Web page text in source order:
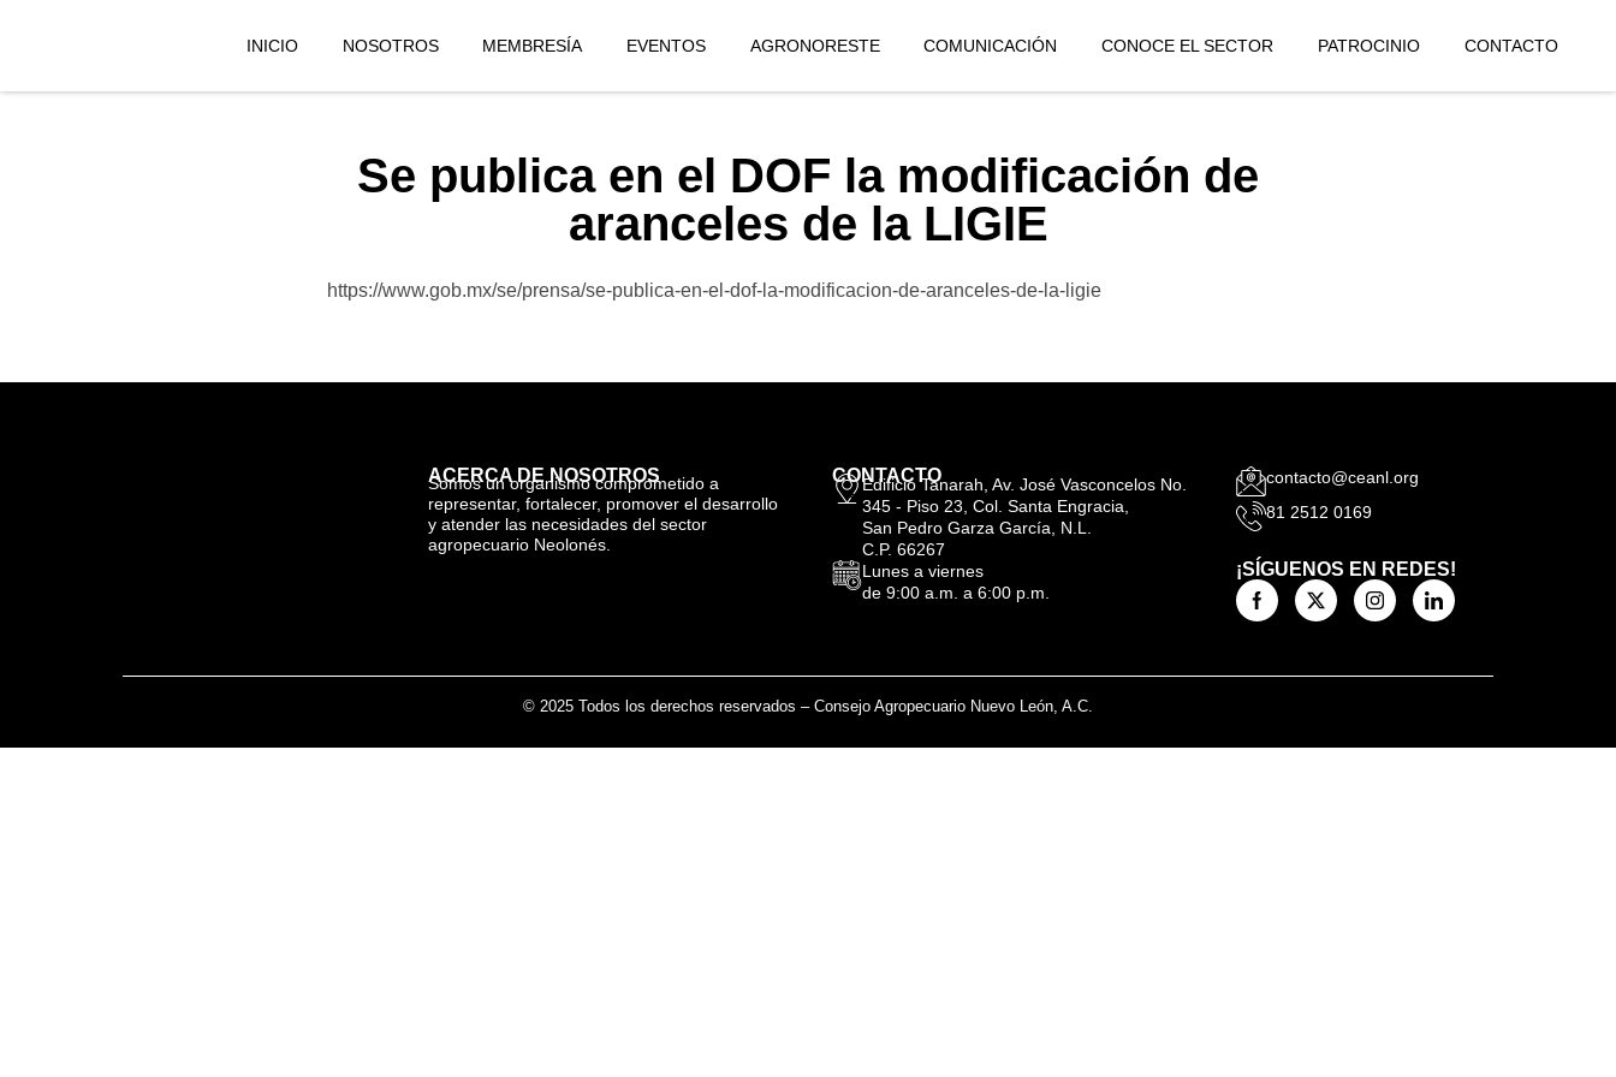
INICIO NOSOTROS MEMBRESÍA EVENTOS AGRONORESTE COMUNICACIÓN CONOCE EL SECTOR PATROCINIO CONTACTO
Se publica en el DOF la modificación de
aranceles de la LIGIE
https://www.gob.mx/se/prensa/se-publica-en-el-dof-la-modificacion-de-aranceles-de-la-ligie
ACERCA DE NOSOTROS
Somos un organismo comprometido a
representar, fortalecer, promover el desarrollo
y atender las necesidades del sector
agropecuario Neolonés.
CONTACTO
Edificio Tanarah, Av. José Vasconcelos No.
345 - Piso 23, Col. Santa Engracia,
San Pedro Garza García, N.L.
C.P. 66267
Lunes a viernes
de 9:00 a.m. a 6:00 p.m.
contacto@ceanl.org
81 2512 0169
¡SÍGUENOS EN REDES!
© 2025 Todos los derechos reservados – Consejo Agropecuario Nuevo León, A.C.